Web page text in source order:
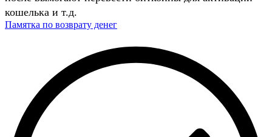
кошелька и т.д.
Памятка по возврату денег